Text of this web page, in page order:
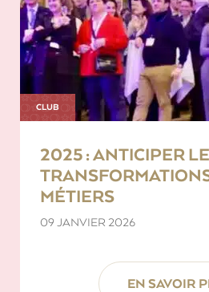
CLUB
2025 : ANTICIPER
MÉTIERS
09 JANVIER 2026
EN SAVOIR